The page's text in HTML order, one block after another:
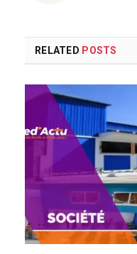
RELATED POSTS